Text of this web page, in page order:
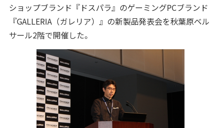
ショップブランド『ドスパラ』のゲーミングPCブランド
『GALLERIA（ガレリア）』の新製品発表会を秋葉原ベル
サール2階で開催した。